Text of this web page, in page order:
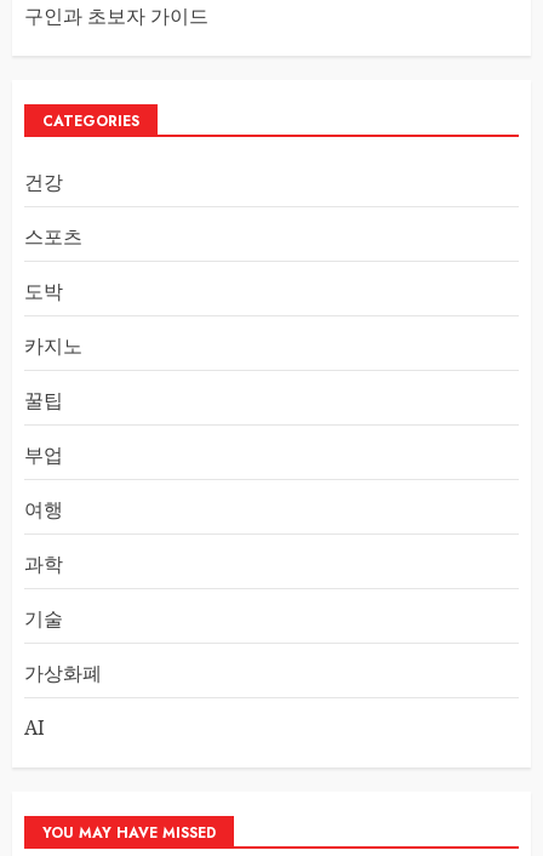
구인과 초보자 가이드
CATEGORIES
건강
스포츠
도박
카지노
꿀팁
부업
여행
과학
기술
가상화폐
AI
YOU MAY HAVE MISSED